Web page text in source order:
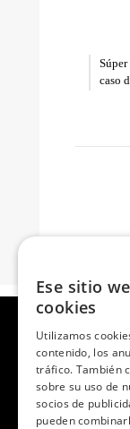
caso
Ese sitio
cookies
Utilizamos
contenido, los
tráfico. También
sobre su uso de
socios de
pueden